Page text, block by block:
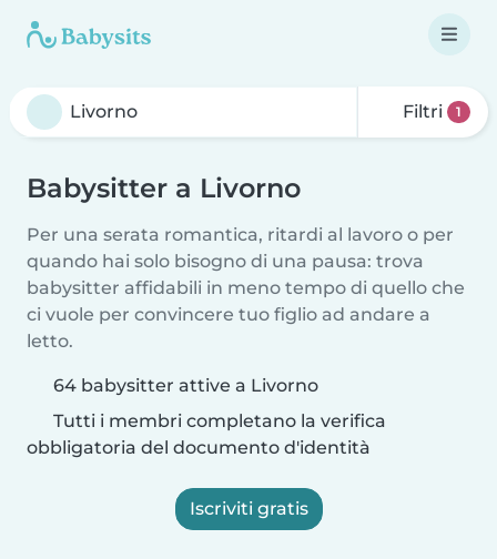
Filtri 1
Babysitter a Livorno
Per una serata romantica, ritardi al lavoro o per
quando hai solo bisogno di una pausa: trova
babysitter affidabili in meno tempo di quello che
ci vuole per convincere tuo figlio ad andare a
letto.
64 babysitter attive a Livorno
Tutti i membri completano la verifica
obbligatoria del documento d'identità
Iscriviti gratis